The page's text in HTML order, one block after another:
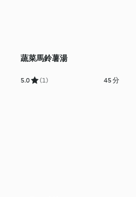
蔬菜馬鈴薯湯
5.0 (1) 45 分